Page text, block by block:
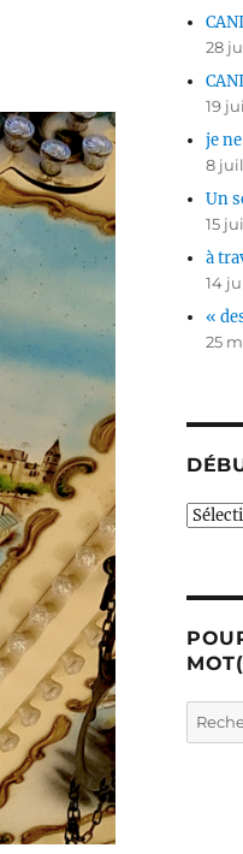
28
19
je
8
Un
15
à
14
«
25
début
pour :